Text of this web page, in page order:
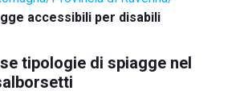
accessibili per disabili
tipologie di spiagge nel